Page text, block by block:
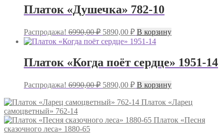
6990,00 ₽.
Платок «Душечка» 782-10
Распродажа! 6990,00₽ Первоначальная
цена
составляла
6990,00 ₽.
5890,00 ₽Текущая
цена:
В корзину
Платок «Когда поёт сердце» 1951-14
Распродажа! 6990,00₽ Первоначальная
составляла
5890,00 ₽Текущая
цена:
5890,00 ₽.
В корзину
Платок «Ларец
самоцветный» 762-14
Платок «Песня
сказочного леса» 1880-65